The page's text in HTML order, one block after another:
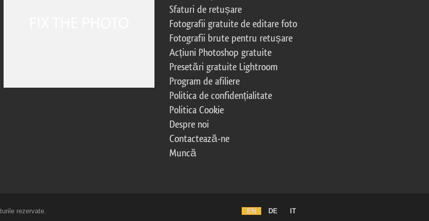
Sfaturi de retușare
Fotografii gratuite de editare foto
Fotografii brute pentru retușare
Acțiuni Photoshop gratuite
Presetări gratuite Lightroom
Program de afiliere
Politica de confidențialitate
Politica Cookie
Despre noi
Contactează-ne
Muncă
rezervate. EN DE IT